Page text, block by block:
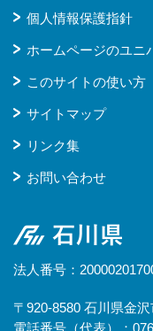
個人情報保護指針
ホームページのユニ
このサイトの使い方
サイトマップ
リンク集
お問い合わせ
石川県
法人番号：
〒920-8580 石川県金
電話番号（代表）：